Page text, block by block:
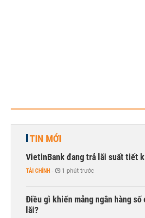
TIN MỚI
VietinBank đang trả lãi suất tiết
TÀI CHÍNH - 1 phút trước
Điều gì khiến mảng ngân hàng số
lãi?